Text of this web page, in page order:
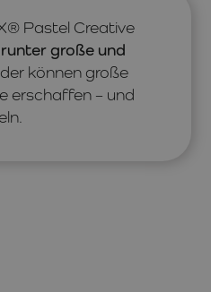
Pastel Creative
große und
können große
erschaffen – und